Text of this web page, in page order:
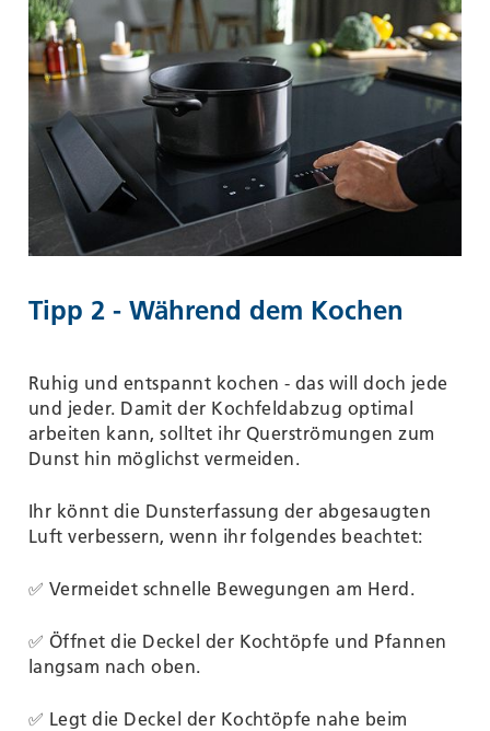
Tipp 2 - Während dem Kochen
Ruhig und entspannt kochen - das will doch jede
und jeder. Damit der Kochfeldabzug optimal
arbeiten kann, solltet ihr Querströmungen zum
Dunst hin möglichst vermeiden.
Ihr könnt die Dunsterfassung der abgesaugten
Luft verbessern, wenn ihr folgendes beachtet:
✅ Vermeidet schnelle Bewegungen am Herd.
✅ Öffnet die Deckel der Kochtöpfe und Pfannen
langsam nach oben.
✅ Legt die Deckel der Kochtöpfe nahe beim